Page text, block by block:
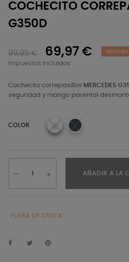
COCHECITO
G350D
99,95 € 69,97 €
Impuestos incluidos
Cochecito correpasillos MERCEDES
seguridad y mango parental
COLOR
AÑADIR A LA
FUERA DE STOCK